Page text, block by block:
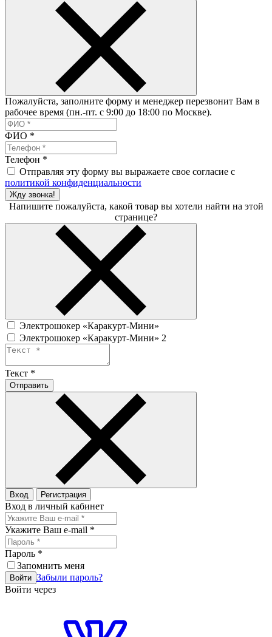
Пожалуйста, заполните форму и менеджер перезвонит Вам в
рабочее время (пн.-пт. с 9:00 до 18:00 по Москве).
ФИО *
Телефон *
Отправляя эту форму вы выражаете свое согласие с
политикой конфиденциальности
Жду звонка!
Напишите пожалуйста, какой товар вы хотели найти на этой
странице?
Электрошокер «Каракурт-Мини»
Электрошокер «Каракурт-Мини» 2
Текст *
Отправить
Вход Регистрация
Вход в личный кабинет
Укажите Ваш e-mail *
Пароль *
Запомнить меня
Войти Забыли пароль?
Войти через